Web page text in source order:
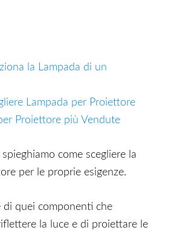
la Lampada di un
Lampada per Proiettore
Proiettore più Vendute
come scegliere la
per le proprie esigenze.
di quei componenti che
la luce e di proiettare le